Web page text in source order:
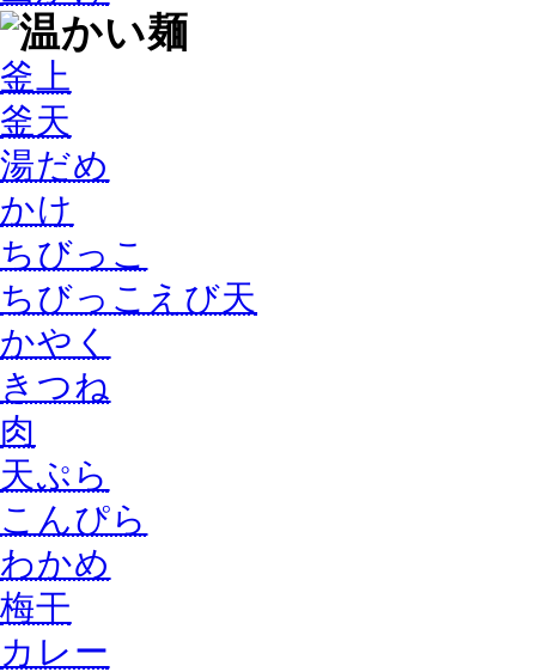
釜上
釜天
湯だめ
かけ
ちびっこ
ちびっこえび天
かやく
きつね
肉
天ぷら
こんぴら
わかめ
梅干
カレー